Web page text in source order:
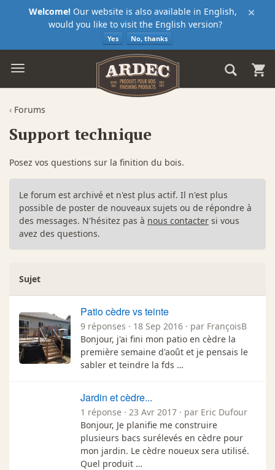
×
Welcome! Our website is also available in English,
would you like to visit the English version?
Yes No, thanks
‹ Forums
Support technique
Posez vos questions sur la finition du bois.
Le forum est archivé et n'est plus actif. Il n'est plus
possible de poster de nouveaux sujets ou de répondre à
des messages. N'hésitez pas à nous contacter si vous
avez des questions.
Sujet
Patio cèdre vs teinte
9 réponses · 18 Sep 2016 · par FrançoisB
Bonjour, j'ai fini mon patio en cèdre la
première semaine d'août et je pensais le
sabler et teindre la fds …
Jardin et cèdre...
1 réponse · 23 Avr 2017 · par Eric Dufour
Bonjour, Je planifie me construire
plusieurs bacs surélevés en cèdre pour
mon jardin. Le cèdre noueux sera utilisé.
Quel produit …